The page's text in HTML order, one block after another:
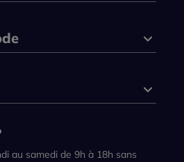
au samedi de 9h à 18h sans